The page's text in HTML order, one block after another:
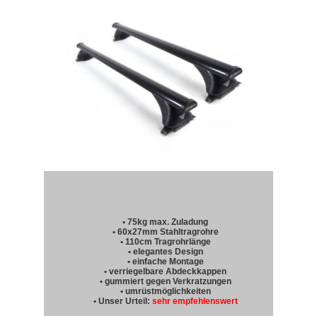
• 75kg max. Zuladung
• 60x27mm Stahltragrohre
• 110cm Tragrohrlänge
• elegantes Design
• einfache Montage
• verriegelbare Abdeckkappen
• gummiert gegen Verkratzungen
• umrüstmöglichkeiten
• Unser Urteil: sehr empfehlenswert